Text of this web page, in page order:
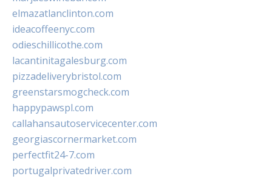
elmazatlanclinton.com
ideacoffeenyc.com
odieschillicothe.com
lacantinitagalesburg.com
pizzadeliverybristol.com
greenstarsmogcheck.com
happypawspl.com
callahansautoservicecenter.com
georgiascornermarket.com
perfectfit24-7.com
portugalprivatedriver.com